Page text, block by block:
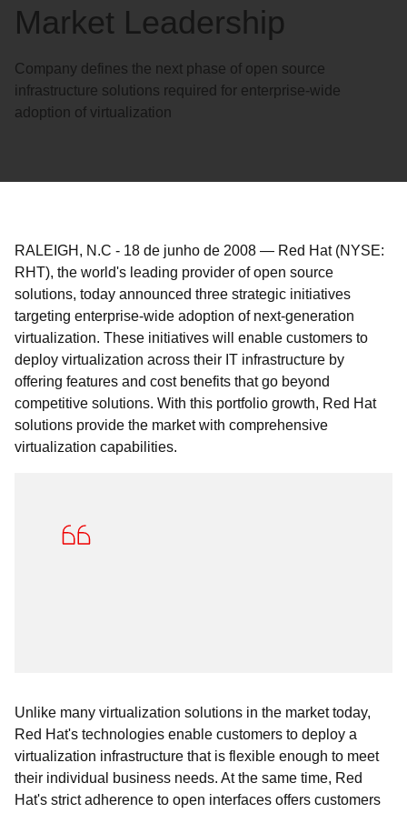
Market Leadership
Company defines the next phase of open source
infrastructure solutions required for enterprise-wide
adoption of virtualization
RALEIGH, N.C - 18 de junho de 2008 — Red Hat (NYSE:
RHT), the world's leading provider of open source
solutions, today announced three strategic initiatives
targeting enterprise-wide adoption of next-generation
virtualization. These initiatives will enable customers to
deploy virtualization across their IT infrastructure by
offering features and cost benefits that go beyond
competitive solutions. With this portfolio growth, Red Hat
solutions provide the market with comprehensive
virtualization capabilities.
Unlike many virtualization solutions in the market today,
Red Hat's technologies enable customers to deploy a
virtualization infrastructure that is flexible enough to meet
their individual business needs. At the same time, Red
Hat's strict adherence to open interfaces offers customers